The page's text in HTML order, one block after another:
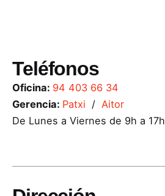
Teléfonos
Oficina: 94 403 66 34
Gerencia: Patxi / Aitor
De Lunes a Viernes de 9h a 17h